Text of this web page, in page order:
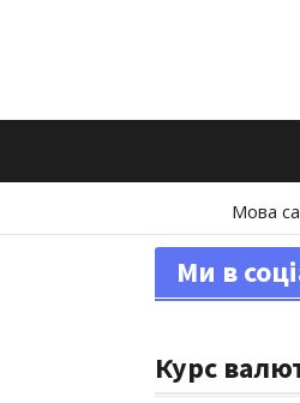
Мова
Ми в
Курс